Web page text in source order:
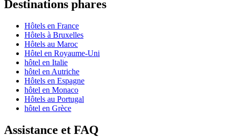
Destinations phares
Hôtels en France
Hôtels à Bruxelles
Hôtels au Maroc
Hôtel en Royaume-Uni
hôtel en Italie
hôtel en Autriche
Hôtels en Espagne
hôtel en Monaco
Hôtels au Portugal
hôtel en Grèce
Assistance et FAQ